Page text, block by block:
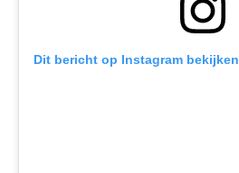
Dit bericht op Instagram bekijken